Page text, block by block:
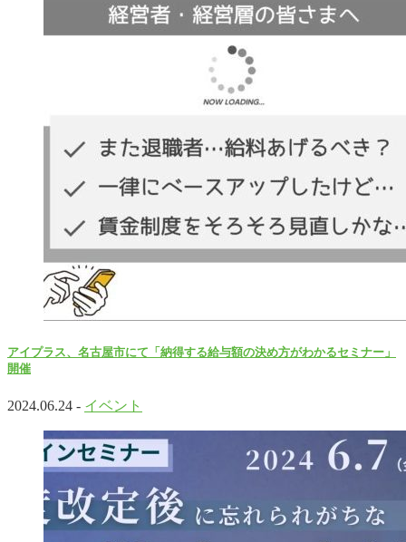
アイプラス、名古屋市にて「納得する給与額の決め方がわかるセミナー」
開催
2024.06.24 - イベント